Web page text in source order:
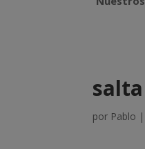
por Pablo |